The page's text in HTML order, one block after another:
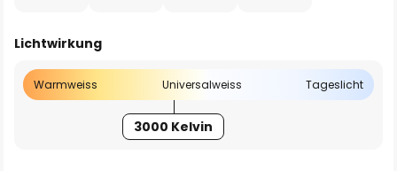
Lichtwirkung
Warmweiss Universalweiss Tageslicht
3000 Kelvin